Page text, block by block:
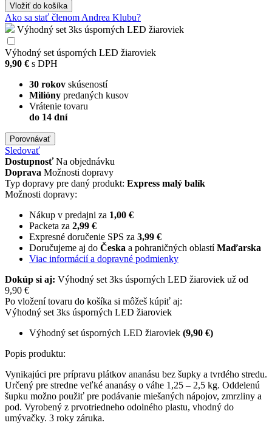
Vložiť do košíka
Ako sa stať členom Andrea Klubu?
Výhodný set 3ks úsporných LED žiaroviek
Výhodný set úsporných LED žiaroviek
9,90 € s DPH
30 rokov skúseností
Milióny predaných kusov
Vrátenie tovaru
do 14 dní
Porovnávať
Sledovať
Dostupnosť Na objednávku
Doprava Možnosti dopravy
Typ dopravy pre daný produkt: Express malý balík
Možnosti dopravy:
Nákup v predajni za 1,00 €
Packeta za 2,99 €
Expresné doručenie SPS za 3,99 €
Doručujeme aj do Česka a pohraničných oblastíMaďarska
Viac informácií a dopravné podmienky
Dokúp si aj: Výhodný set 3ks úsporných LED žiaroviek už od
9,90 €
Po vložení tovaru do košíka si môžeš kúpiť aj:
Výhodný set 3ks úsporných LED žiaroviek
Výhodný set úsporných LED žiaroviek (9,90 €)
Popis produktu:
Vynikajúci pre prípravu plátkov ananásu bez šupky a tvrdého stredu.
Určený pre stredne veľké ananásy o váhe 1,25 – 2,5 kg. Oddelenú
šupku možno použiť pre podávanie miešaných nápojov, zmrzliny a
pod. Vyrobený z prvotriedneho odolného plastu, vhodný do
umývačky. 3 roky záruka.